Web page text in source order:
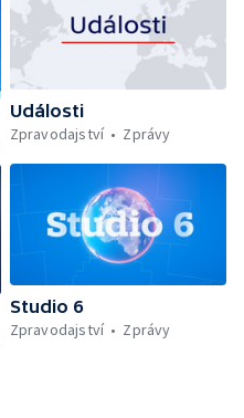
Události
Zpravodajství
Zprávy
Studio 6
Zpravodajství
Zprávy